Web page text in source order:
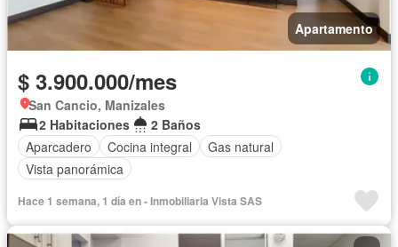
Apartamento
$ 3.900.000/mes
San Cancio, Manizales
2 Habitaciones
2 Baños
Aparcadero
Cocina integral
Gas natural
Vista panorámica
Hace 1 semana, 1 día en - Inmobiliaria Vista SAS